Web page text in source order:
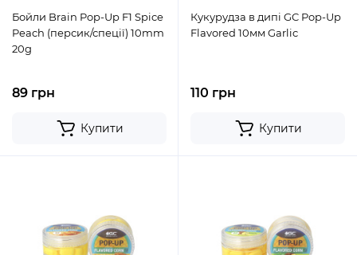
Бойли Brain Pop-Up F1 Spice
Peach (персик/спеції) 10mm
20g
89 грн
Купити
Кукурудза в дипі GC Pop-Up
Flavored 10мм Garlic
110 грн
Купити